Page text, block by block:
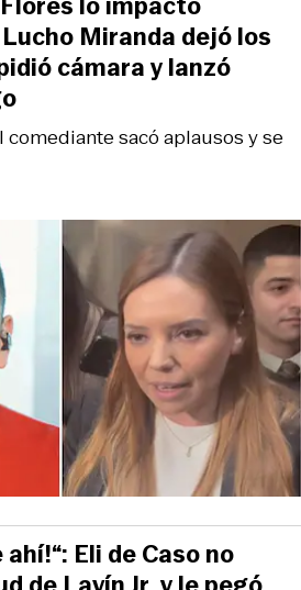
sacó aplausos y se
Miranda dejó los
cámara y lanzó
Eli de Caso no